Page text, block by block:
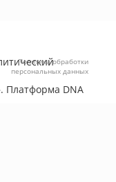
. Платформа DNA
Политика обработки
персональных данных